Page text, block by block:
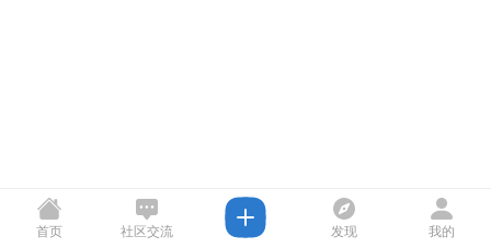
首页 社区交流 发现 我的